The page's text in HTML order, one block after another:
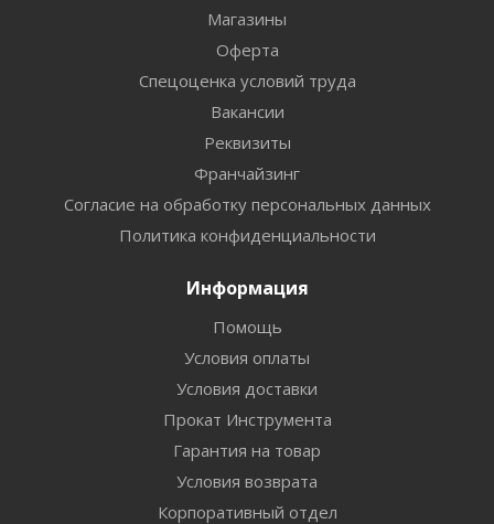
Магазины
Оферта
Спецоценка условий труда
Вакансии
Реквизиты
Франчайзинг
Согласие на обработку персональных данных
Политика конфиденциальности
Информация
Помощь
Условия оплаты
Условия доставки
Прокат Инструмента
Гарантия на товар
Условия возврата
Корпоративный отдел